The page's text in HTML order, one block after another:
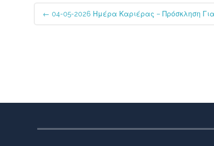
Post
navigation
← 04-05-2026 Ημέρα Καριέρας – Πρόσκληση Για